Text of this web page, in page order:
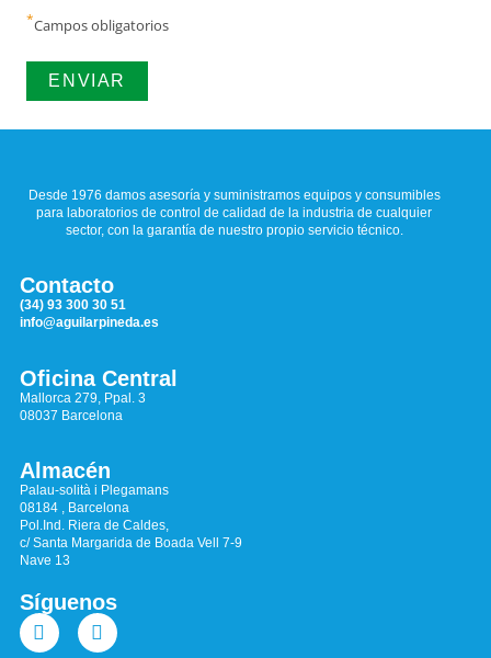
*Campos obligatorios
Desde 1976 damos asesoría y suministramos equipos y consumibles
para laboratorios de control de calidad de la industria de cualquier
sector, con la garantía de nuestro propio servicio técnico.
Contacto
(34) 93 300 30 51
info@aguilarpineda.es
Oficina Central
Mallorca 279, Ppal. 3
08037 Barcelona
Almacén
Palau-solità i Plegamans
08184 , Barcelona
Pol.Ind. Riera de Caldes,
c/ Santa Margarida de Boada Vell 7-9
Nave 13
Síguenos